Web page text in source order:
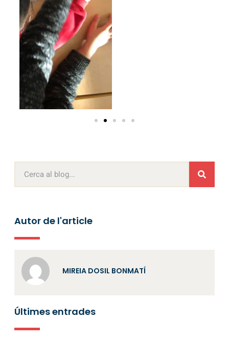
Autor de l'article
MIREIA DOSIL BONMATÍ
Últimes entrades